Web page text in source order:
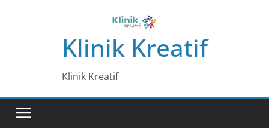
Klinik Kreatif
Klinik Kreatif